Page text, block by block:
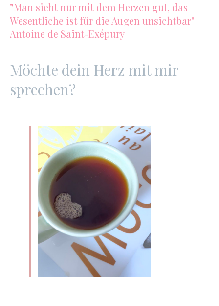
"Man sieht nur mit dem Herzen gut, das
Wesentliche ist für die Augen unsichtbar"
Antoine de Saint-Exépury
Möchte dein Herz mit mir
sprechen?